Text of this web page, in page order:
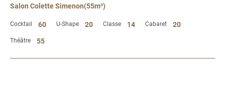
Salon Colette Simenon(55m²)
Cocktail 60 U-Shape 20 Classe 14 Cabaret 20
Théâtre 55